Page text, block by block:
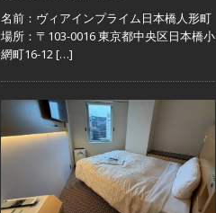
名前：ヴィアインプライム日本橋人形町
場所：〒103-0016 東京都中央区日本橋小
網町16-12[…]